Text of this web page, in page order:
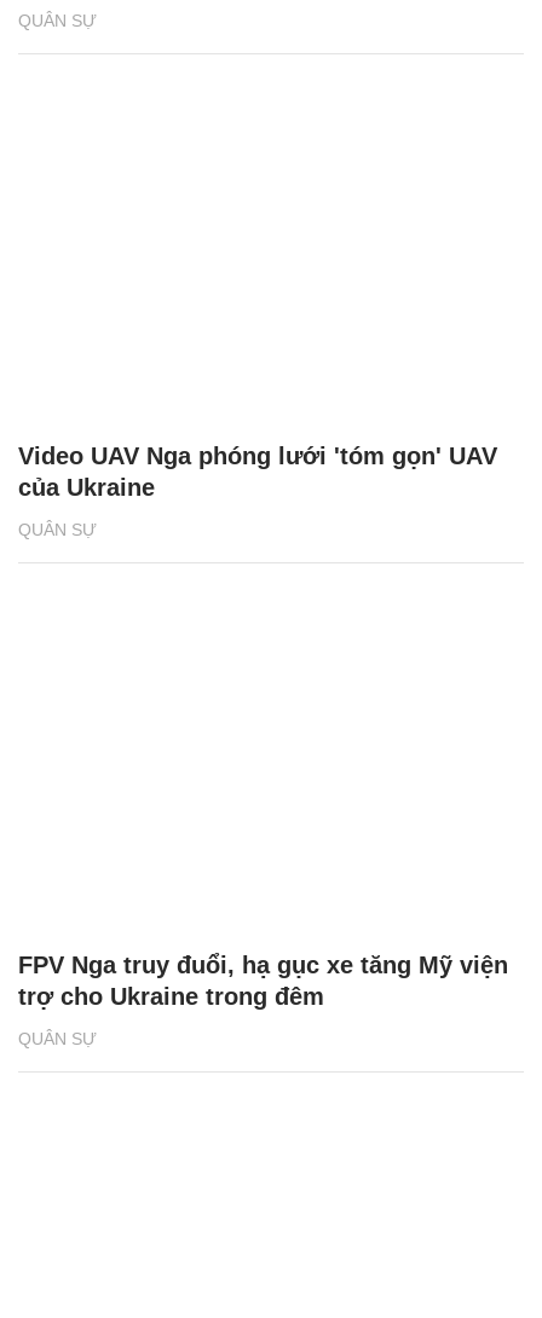
QUÂN SỰ
QUÂN SỰ
Video UAV Nga phóng lưới 'tóm gọn' UAV
của Ukraine
QUÂN SỰ
FPV Nga truy đuổi, hạ gục xe tăng Mỹ viện
trợ cho Ukraine trong đêm